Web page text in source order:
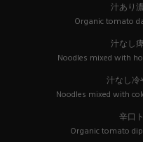
汁あり
Organic tomato
汁なし
Noodles mixed with
汁なし冷
Noodles mixed with
辛口
Organic tomato